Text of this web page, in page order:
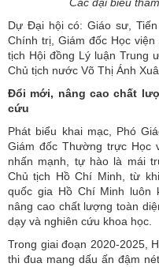
Các đại biểu
Dự Đại hội có: Giáo sư,
Chính trị, Giám đốc Học
tịch Hội đồng Lý luận Trung
Chủ tịch nước Võ Thị Ánh
Đổi mới, nâng cao chất
cứu
Phát biểu khai mạc, Phó
Giám đốc Thường trực Học
nhấn mạnh, tự hào là mái
Chủ tịch Hồ Chí Minh, từ
quốc gia Hồ Chí Minh luôn
nâng cao chất lượng toàn
dạy và nghiên cứu khoa học.
Trong giai đoạn 2020-2025,
thi đua mang dấu ấn đậm